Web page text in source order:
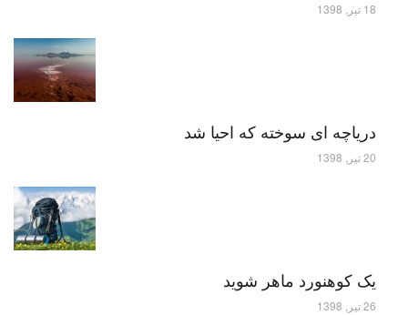
18 تیر, 1398
دریاچه ای سوخته که احیا شد
20 تیر, 1398
یک کوهنورد ماهر شوید
26 تیر, 1398